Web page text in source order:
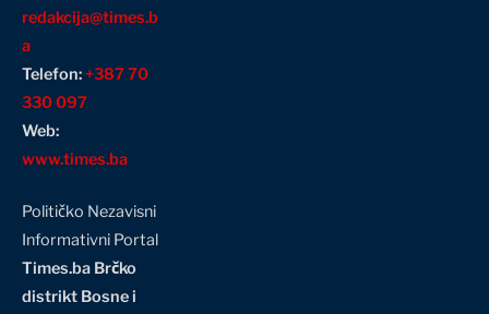
redakcija@times.b
a
Telefon:+387 70
330 097
Web:
www.times.ba
Političko Nezavisni
Informativni Portal
Times.ba Brčko
distrikt Bosne i